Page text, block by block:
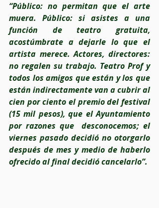
“Público: no permitan que el arte
muera. Público: si asistes a una
función de teatro gratuita,
acostúmbrate a dejarle lo que el
artista merece. Actores, directores:
no regalen su trabajo. Teatro Prof y
todos los amigos que están y los que
están indirectamente van a cubrir al
cien por ciento el premio del festival
(15 mil pesos), que el Ayuntamiento
por razones que  desconocemos; el
viernes pasado decidió no otorgarlo
después de mes y medio de haberlo
ofrecido al final decidió cancelarlo”.